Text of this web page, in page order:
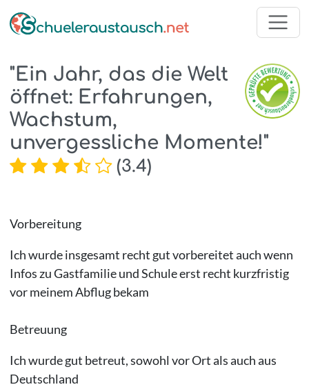
"Ein Jahr, das die Welt
öffnet: Erfahrungen,
Wachstum,
unvergessliche Momente!"
(3.4)
Vorbereitung
Ich wurde insgesamt recht gut vorbereitet auch wenn
Infos zu Gastfamilie und Schule erst recht kurzfristig
vor meinem Abflug bekam
Betreuung
Ich wurde gut betreut, sowohl vor Ort als auch aus
Deutschland